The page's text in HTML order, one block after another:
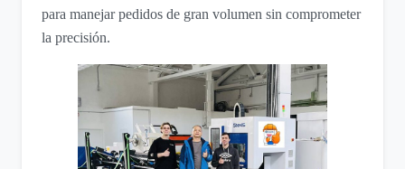
para manejar pedidos de gran volumen sin comprometer
la precisión.